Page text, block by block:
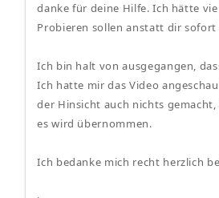
danke für deine Hilfe. Ich hätte
Probieren sollen anstatt dir
Ich bin halt von ausgegangen,
Ich hatte mir das Video
der Hinsicht auch nichts gemacht,
es wird übernommen.
Ich bedanke mich recht herzlich